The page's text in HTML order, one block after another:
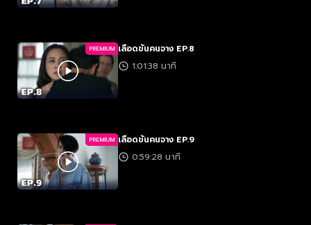
PREMIUM เลือดข้นคนจาง EP.8
1:01:38 นาที
PREMIUM เลือดข้นคนจาง EP.9
0:59:28 นาที